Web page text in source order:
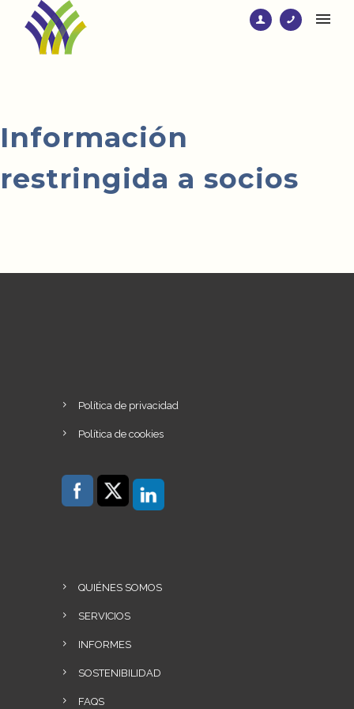
Información
restringida a socios
Política de privacidad
Política de cookies
QUIÉNES SOMOS
SERVICIOS
INFORMES
SOSTENIBILIDAD
FAQS